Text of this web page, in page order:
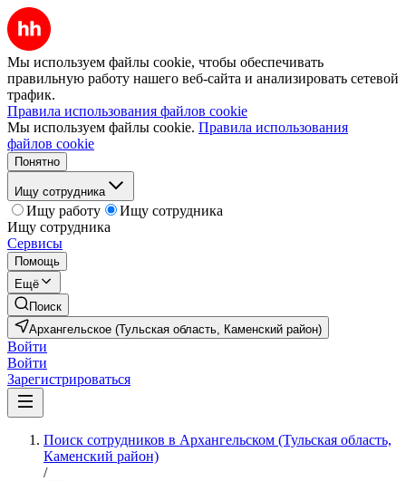
Мы используем файлы cookie, чтобы обеспечивать
правильную работу нашего веб-сайта и анализировать сетевой
трафик.
Правила использования файлов cookie
Мы используем файлы cookie. Правила использования
файлов cookie
Понятно
Ищу сотрудника
Ищу работу
Ищу сотрудника
Ищу сотрудника
Сервисы
Помощь
Ещё
Поиск
Архангельское (Тульская область, Каменский район)
Войти
Войти
Зарегистрироваться
Поиск сотрудников в Архангельском (Тульская область,
Каменский район)
/